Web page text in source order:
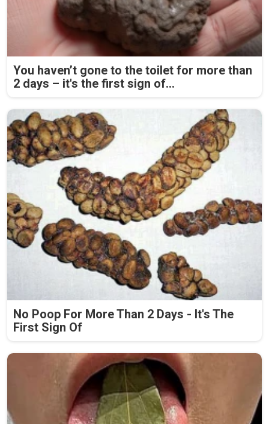
You haven’t gone to the toilet for more than
2 days – it's the first sign of...
No Poop For More Than 2 Days - It's The
First Sign Of